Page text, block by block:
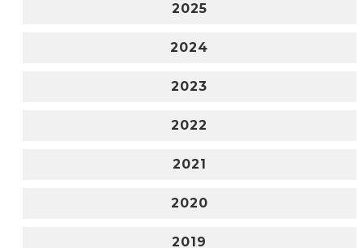
2025
2024
2023
2022
2021
2020
2019